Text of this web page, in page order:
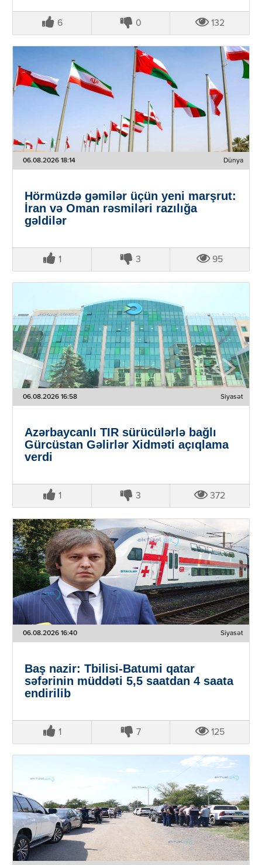
6 0 132
06.08.2026 18:14 Dünya
Hörmüzdə gəmilər üçün yeni marşrut:
İran və Oman rəsmiləri razılığa
gəldilər
1 3 95
06.08.2026 16:58 Siyasət
Azərbaycanlı TIR sürücülərlə bağlı
Gürcüstan Gəlirlər Xidməti açıqlama
verdi
1 3 372
06.08.2026 16:40 Siyasət
Baş nazir: Tbilisi-Batumi qatar
səfərinin müddəti 5,5 saatdan 4 saata
endirilib
1 7 125